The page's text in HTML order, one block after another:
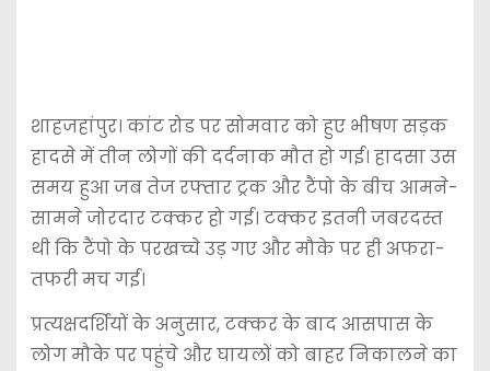
शाहजहांपुर। कांट रोड पर सोमवार को हुए भीषण सड़क
हादसे में तीन लोगों की दर्दनाक मौत हो गई। हादसा उस
समय हुआ जब तेज रफ्तार ट्रक और टैंपो के बीच आमने-
सामने जोरदार टक्कर हो गई। टक्कर इतनी जबरदस्त
थी कि टैंपो के परखच्चे उड़ गए और मौके पर ही अफरा-
तफरी मच गई।
प्रत्यक्षदर्शियों के अनुसार, टक्कर के बाद आसपास के
लोग मौके पर पहुंचे और घायलों को बाहर निकालने का